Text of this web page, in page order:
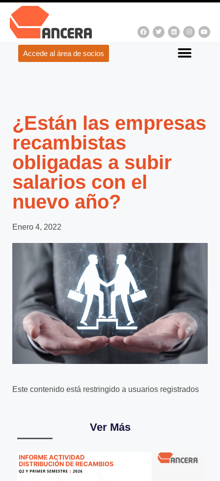
Accede al área de socios
¿Están las empresas
recambistas
obligadas a subir
salarios con el
nuevo año?
Enero 4, 2022
Este contenido está restringido a usuarios registrados
Ver Más